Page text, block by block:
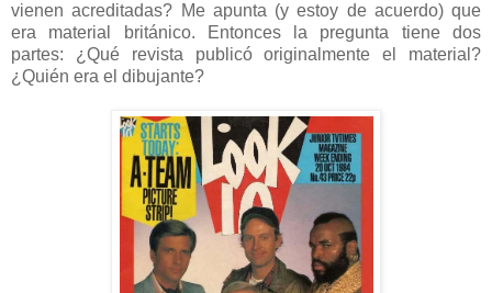
vienen acreditadas? Me apunta (y estoy de acuerdo) que
era material británico. Entonces la pregunta tiene dos
partes: ¿Qué revista publicó originalmente el material?
¿Quién era el dibujante?